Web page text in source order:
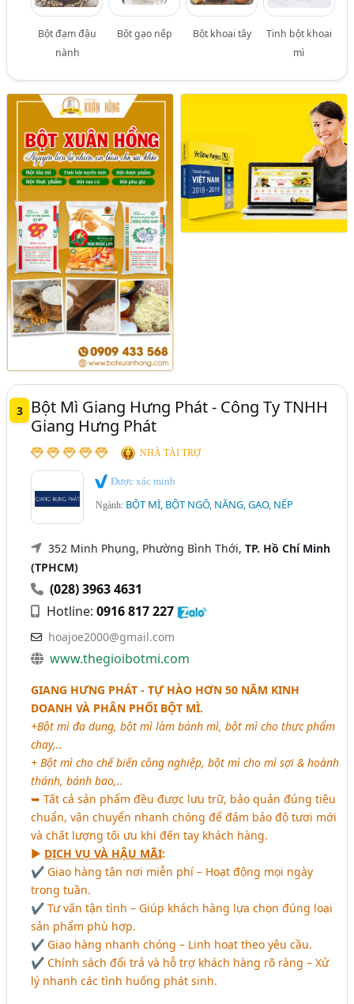
Bột đạm đậu
nành
Bột gạo nếp Bột khoai tây
Tinh bột khoai
mì
3
Bột Mì Giang Hưng Phát - Công Ty TNHH
Giang Hưng Phát
NHÀ TÀI TRỢ
Được xác minh
Ngành: BỘT MÌ, BỘT NGÔ, NĂNG, GẠO, NẾP
352 Minh Phụng, Phường Bình Thới,TP. Hồ Chí Minh
(TPHCM)
(028) 3963 4631
Hotline:0916 817 227
hoajoe2000@gmail.com
www.thegioibotmi.com
GIANG HƯNG PHÁT - TỰ HÀO HƠN 50 NĂM KINH
DOANH VÀ PHÂN PHỐI BỘT MÌ.
+Bột mì đa dụng, bột mì làm bánh mì, bột mì cho thực phẩm
chay,..
+ Bột mì cho chế biến công nghiệp, bột mì cho mì sợi & hoành
thánh, bánh bao,..
➥ Tất cả sản phẩm đều được lưu trữ, bảo quản đúng tiêu
chuẩn, vận chuyển nhanh chóng để đảm bảo độ tươi mới
và chất lượng tối ưu khi đến tay khách hàng.
► DỊCH VỤ VÀ HẬU MÃI:
✔ Giao hàng tận nơi miễn phí – Hoạt động mọi ngày
trong tuần.
✔ Tư vấn tận tình – Giúp khách hàng lựa chọn đúng loại
sản phẩm phù hợp.
✔ Giao hàng nhanh chóng – Linh hoạt theo yêu cầu.
✔ Chính sách đổi trả và hỗ trợ khách hàng rõ ràng – Xử
lý nhanh các tình huống phát sinh.